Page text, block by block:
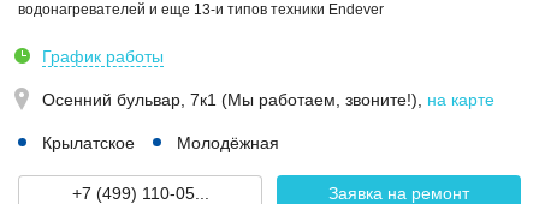
водонагревателей и еще 13-и типов техники Endever
График работы
Осенний бульвар, 7к1 (Мы работаем, звоните!) на карте
Крылатское Молодёжная
+7 (499) 110-05... Заявка на ремонт